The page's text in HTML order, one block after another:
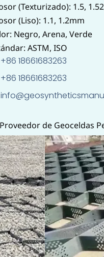
(Texturizado): 1.5,
(Liso): 1.1, 1.2mm
Negro, Arena, Verde
ASTM, ISO
+86 18661683263
+86 18661683263
de Geoceldas